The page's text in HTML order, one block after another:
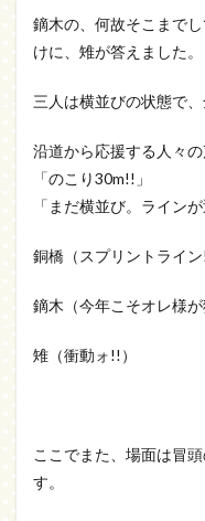
鏑木の、何故そこまで
けに、雉が答えました。
三人は横並びの状態で
沿道から応援する人々の
「のこり30m!!」
「まだ横並び。ライン
銅橋（スプリントライン
鏑木（今年こそオレ様が
雉（衝動ォ!!）
ここでまた、場面は冒
す。